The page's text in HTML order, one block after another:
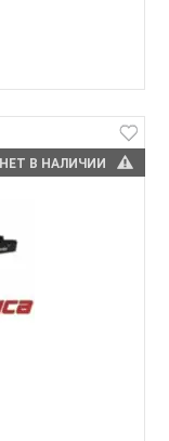
НЕТ В НАЛИЧИИ